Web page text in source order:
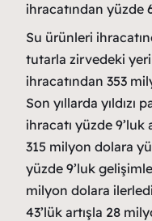
ihracatından yüzde
Su ürünleri
tutarla zirvedeki
ihracatından 353
Son yıllarda yıldızı
ihracatı yüzde
315 milyon dolara
yüzde 9’luk
milyon dolara
43’lük artışla 28